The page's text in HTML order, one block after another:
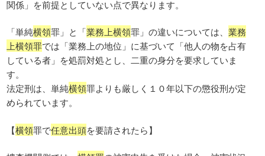
関係」を前提としていない点で異なります。
「単純横領罪」と「業務上横領罪」の違いについては、業務
上横領罪では「業務上の地位」に基づいて「他人の物を占有
している者」を処罰対処とし、二重の身分を要求していま
す。
法定刑は、単純横領罪よりも厳しく１０年以下の懲役刑が定
められています。
【横領罪で任意出頭を要請されたら】